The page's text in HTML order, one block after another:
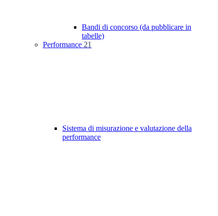
Bandi di concorso (da pubblicare in
tabelle)
Performance 21
Sistema di misurazione e valutazione della
performance